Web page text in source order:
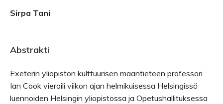
Sirpa Tani
Abstrakti
Exeterin yliopiston kulttuurisen maantieteen professori
Ian Cook vieraili viikon ajan helmikuisessa Helsingissä
luennoiden Helsingin yliopistossa ja Opetushallituksessa